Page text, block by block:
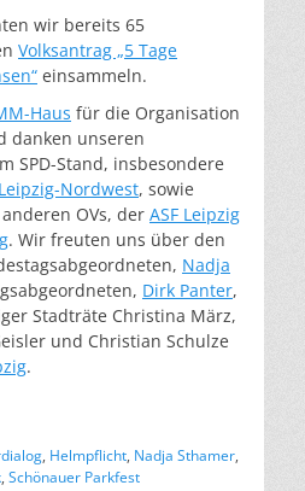
wir bereits 65
Volksantrag „5 Tage
einsammeln.
Haus für die Organisation
danken unseren
SPD-Stand, insbesondere
Nordwest, sowie
OVs, der ASF Leipzig
. Wir freuten uns über den
Nadja
Dirk Panter,
Stadträte Christina März,
und Christian Schulze
.
, Helmpflicht, Nadja Sthamer,
, Schönauer Parkfest